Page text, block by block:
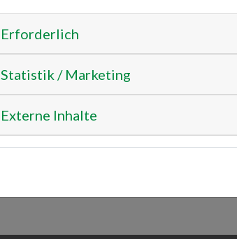
Erforderlich
Statistik / Marketing
Externe Inhalte